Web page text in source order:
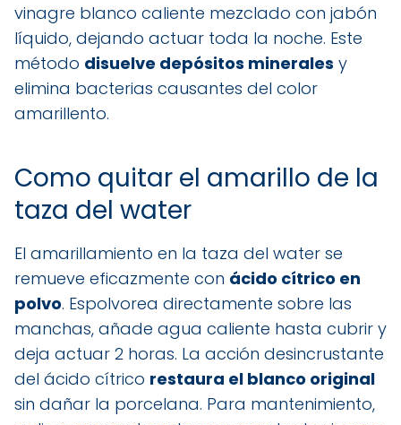
vinagre blanco caliente mezclado con jabón
líquido, dejando actuar toda la noche. Este
método disuelve depósitos minerales y
elimina bacterias causantes del color
amarillento.
Como quitar el amarillo de la
taza del water
El amarillamiento en la taza del water se
remueve eficazmente con ácido cítrico en
polvo. Espolvorea directamente sobre las
manchas, añade agua caliente hasta cubrir y
deja actuar 2 horas. La acción desincrustante
del ácido cítrico restaura el blanco original
sin dañar la porcelana. Para mantenimiento,